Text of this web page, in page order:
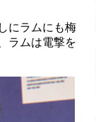
にラムにも梅
ラムは電撃を